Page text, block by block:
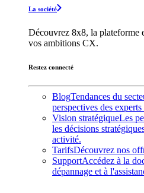
La société
Découvrez 8x8, la plateforme
vos ambitions CX.
Restez connecté
BlogTendances du
perspectives des
Vision stratégiqueLes
les décisions
activité.
TarifsDécouvrez nos
SupportAccédez à la
dépannage et à